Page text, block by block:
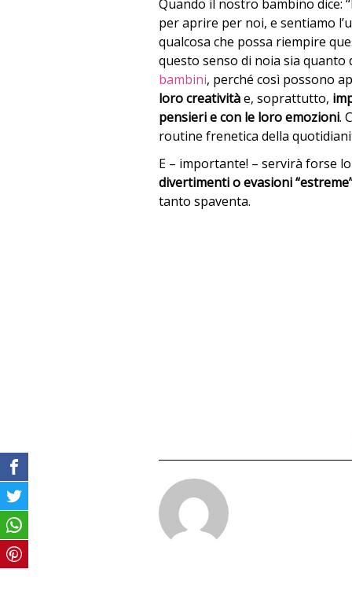
Quando il nostro bambino dice:
per aprire per noi, e sentiamo
qualcosa che possa riempire
questo senso di noia sia
bambini, perché così possono
loro creativitàe, soprattutto,
pensieri e con le loro emozioni.
routine frenetica della
E – importante! – servirà forse
divertimenti o evasioni
tanto spaventa.